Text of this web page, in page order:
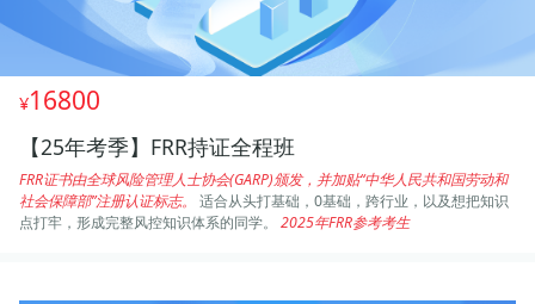
16800
【25年考季】FRR持证全程班
FRR证书由全球风险管理人士协会(GARP)颁发，并加贴“中华人民共和国劳动和
社会保障部”注册认证标志。
适合从头打基础，0基础，跨行业，以及想把知识
点打牢，形成完整风控知识体系的同学。 2025年FRR参考考生